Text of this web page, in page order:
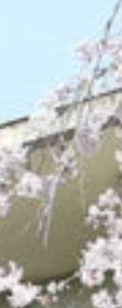
/home/
t/themes/